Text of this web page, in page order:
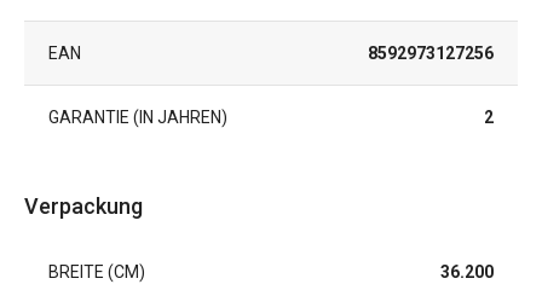
EAN 8592973127256
GARANTIE (IN JAHREN) 2
Verpackung
BREITE (CM) 36.200